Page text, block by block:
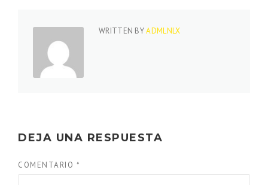
WRITTEN BYADMLNLX
DEJA UNA RESPUESTA
COMENTARIO *